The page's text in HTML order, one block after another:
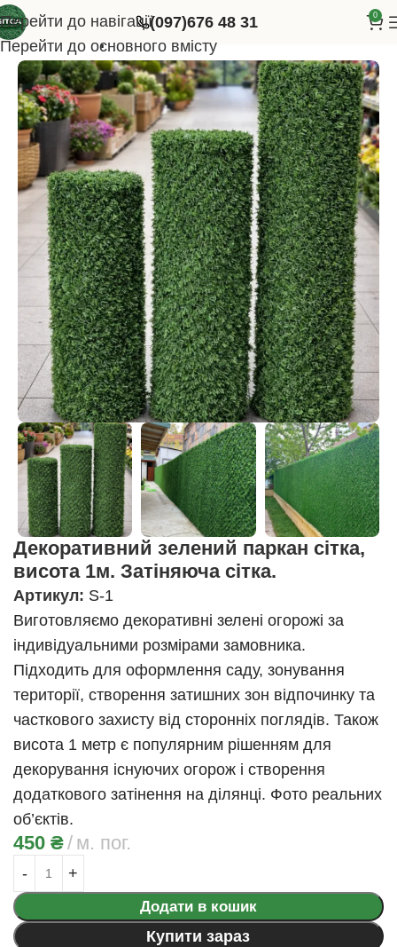
Перейти до навігації
Перейти до основного вмісту
(097)676 48 31 0
Головна Паркани
Декоративний зелений паркан сітка,
висота 1м. Затіняюча сітка.
Артикул: S-1
Виготовляємо декоративні зелені огорожі за
індивідуальними розмірами замовника.
Підходить для оформлення саду, зонування
території, створення затишних зон відпочинку та
часткового захисту від сторонніх поглядів. Також
висота 1 метр є популярним рішенням для
декорування існуючих огорож і створення
додаткового затінення на ділянці. Фото реальних
об’єктів.
450 ₴ м. пог.
Додати в кошик
Купити зараз